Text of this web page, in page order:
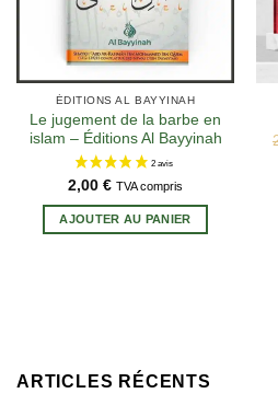
ÉDITIONS AL BAYYINAH
Le jugement de la barbe en
islam – Éditions Al Bayyinah
2,00 € TVA compris
AJOUTER AU PANIER
ARTICLES RÉCENTS